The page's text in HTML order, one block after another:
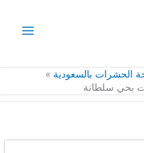
الحشرات بالسعودية
بحي سلطانة